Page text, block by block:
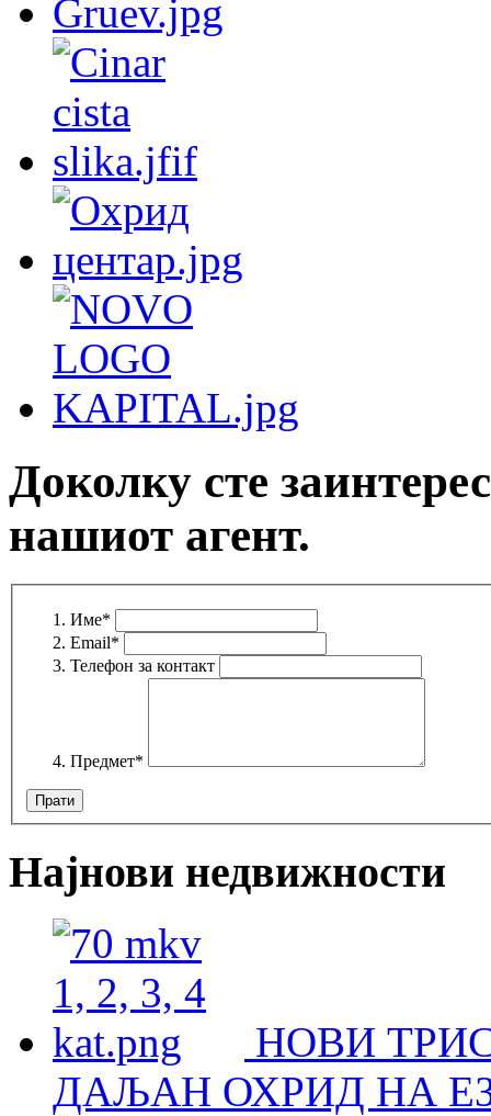
Доколку сте
нашиот агент.
Име*
Email*
Телефон за контакт
Предмет*
Најнови недвижности
НОВИ
ДАЉАН ОХРИД НА